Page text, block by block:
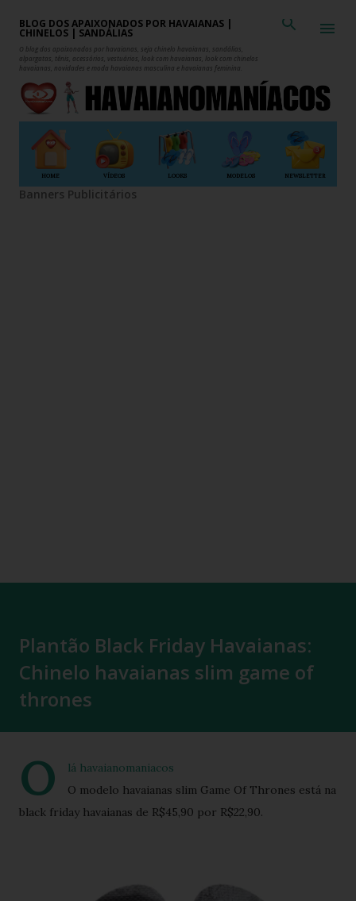
Pular para o conteúdo principal
BLOG DOS APAIXONADOS POR HAVAIANAS |
CHINELOS | SANDÁLIAS
O blog dos apaixonados por havaianas, seja chinelo havaianas, sandálias,
alpargatas, tênis, acessórios, vestuários, look com havaianas, look com chinelos
havaianas, novidades e moda havaianas masculina e havaianas feminina.
HOME VÍDEOS LOOKS MODELOS NEWSLETTER
Banners Publicitários
Plantão Black Friday Havaianas:
Chinelo havaianas slim game of
thrones
O
lá havaianomaniacos
O modelo havaianas slim Game Of Thrones está na
black friday havaianas de R$45,90 por R$22,90.